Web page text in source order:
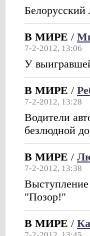
Белорусский
В МИРЕ /
7-2-2012, 13:06
У
В МИРЕ /
7-2-2012, 13:28
Водители
безлюдной
В МИРЕ /
7-2-2012, 13:38
"Позор!"
В МИРЕ /